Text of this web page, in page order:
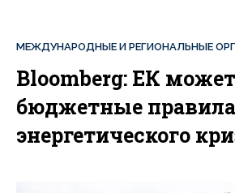
МЕЖДУНАРОДНЫЕ И РЕГИОНАЛЬНЫЕ
Bloomberg: ЕК
бюджетные
энергетического